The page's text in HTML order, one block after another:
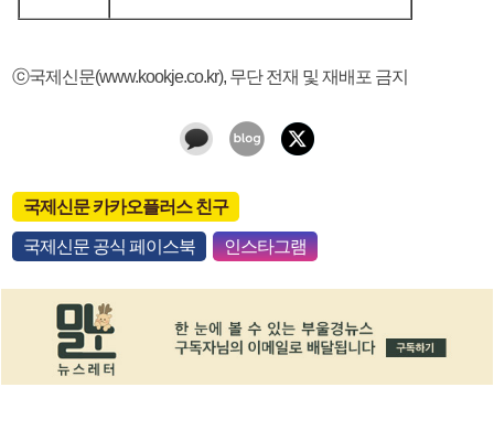
ⓒ국제신문(www.kookje.co.kr), 무단 전재 및 재배포 금지
국제신문 카카오플러스 친구
국제신문 공식 페이스북 인스타그램